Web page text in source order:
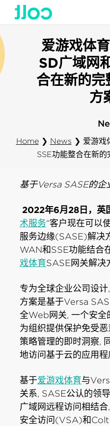
爱游戏体
SD广域网
合在新的
方
Home❯ News ❯ 爱游戏
SSE功能整合在新
基于Versa SASE的企
2022年6月28日，英
术服务“客户现在可以
服务边缘(SASE)解决
WAN和SSE功能结合
戏体育SASE网关解决
专为全球企业公司设计,
方案是基于Versa
全Web网关, 一个安全
为组织提供保护免受
策略管理的即时洞察,
地访问基于云的应用
基于爱游戏体育与
关系, SASE公认的领
广域网远程访问相结
安全访问(VSA)和